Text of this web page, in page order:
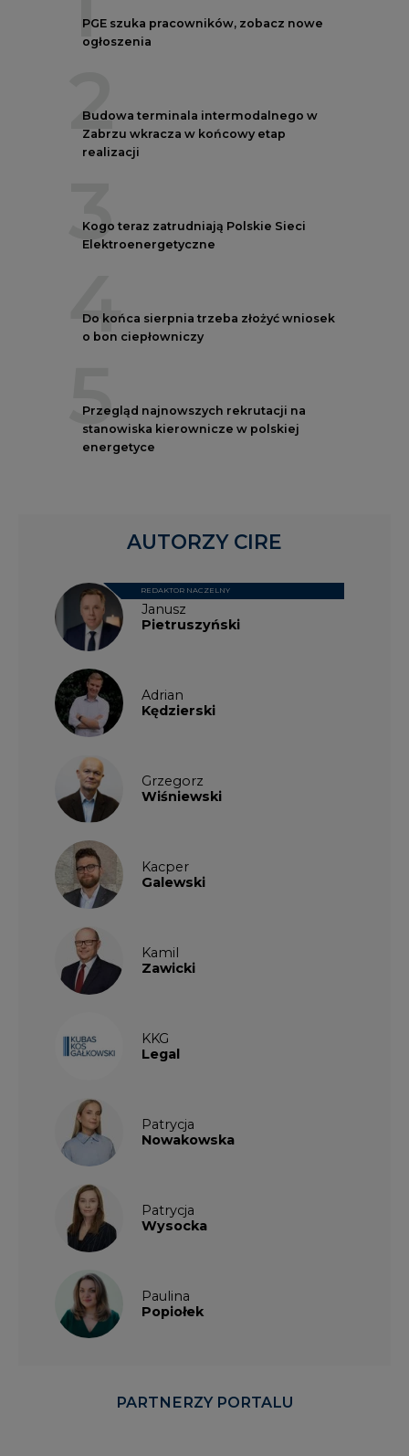
PGE szuka pracowników, zobacz nowe
ogłoszenia
2
Budowa terminala intermodalnego w
Zabrzu wkracza w końcowy etap
realizacji
3
Kogo teraz zatrudniają Polskie Sieci
Elektroenergetyczne
4
Do końca sierpnia trzeba złożyć wniosek
o bon ciepłowniczy
5
Przegląd najnowszych rekrutacji na
stanowiska kierownicze w polskiej
energetyce
Janusz
Pietruszyński
REDAKTOR NACZELNY
Adrian
Kędzierski
Grzegorz
Wiśniewski
Kacper
Galewski
Kamil
Zawicki
KKG
Legal
Patrycja
Nowakowska
Patrycja
Wysocka
Paulina
Popiołek
AUTORZY CIRE
PARTNERZY PORTALU